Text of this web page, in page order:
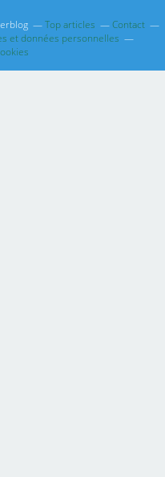
Top articles
Contact
et données personnelles